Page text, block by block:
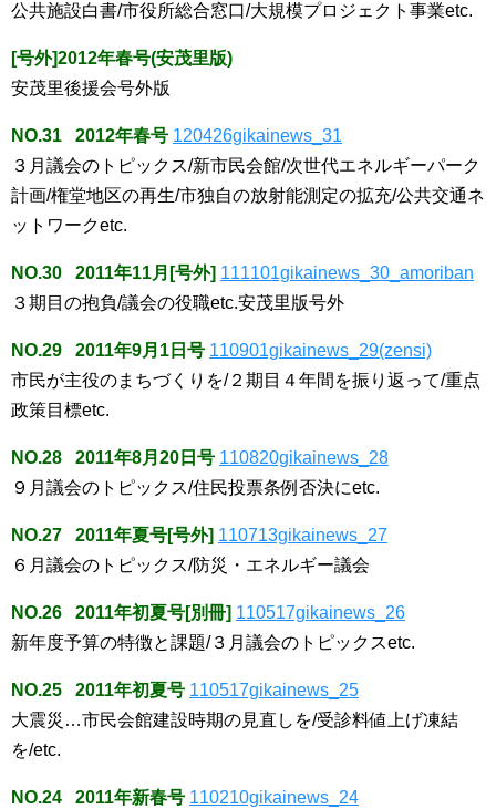
公共施設白書/市役所総合窓口/大規模プロジェクト事業etc.
[号外]2012年春号(安茂里版)
安茂里後援会号外版
NO.31 2012年春号 120426gikainews_31
３月議会のトピックス/新市民会館/次世代エネルギーパーク
計画/権堂地区の再生/市独自の放射能測定の拡充/公共交通ネ
ットワークetc.
NO.30 2011年11月[号外] 111101gikainews_30_amoriban
３期目の抱負/議会の役職etc.安茂里版号外
NO.29 2011年9月1日号 110901gikainews_29(zensi)
市民が主役のまちづくりを/２期目４年間を振り返って/重点
政策目標etc.
NO.28 2011年8月20日号 110820gikainews_28
９月議会のトピックス/住民投票条例否決にetc.
NO.27 2011年夏号[号外] 110713gikainews_27
６月議会のトピックス/防災・エネルギー議会
NO.26 2011年初夏号[別冊] 110517gikainews_26
新年度予算の特徴と課題/３月議会のトピックスetc.
NO.25 2011年初夏号 110517gikainews_25
大震災…市民会館建設時期の見直しを/受診料値上げ凍結
を/etc.
NO.24 2011年新春号 110210gikainews_24